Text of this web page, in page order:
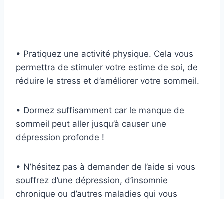
• Pratiquez une activité physique. Cela vous
permettra de stimuler votre estime de soi, de
réduire le stress et d’améliorer votre sommeil.
• Dormez suffisamment car le manque de
sommeil peut aller jusqu’à causer une
dépression profonde !
• N’hésitez pas à demander de l’aide si vous
souffrez d’une dépression, d’insomnie
chronique ou d’autres maladies qui vous